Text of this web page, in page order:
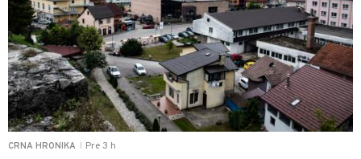
CRNA HRONIKA Pre 3 h